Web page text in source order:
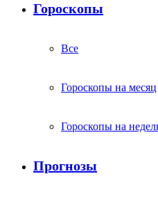
Гороскопы
Все
Гороскопы на месяц
Гороскопы на
Прогнозы